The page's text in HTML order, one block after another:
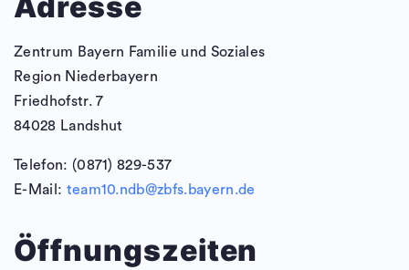
Zentrum Bayern Familie und Soziales
Region Niederbayern
Friedhofstr. 7
84028 Landshut
Telefon: (0871) 829-537
E-Mail: team10.ndb@zbfs.bayern.de
Öffnungszeiten